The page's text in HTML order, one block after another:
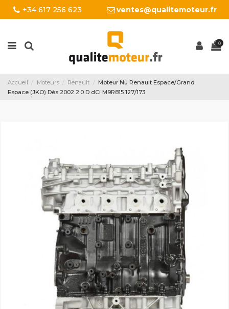
+34 617 256 623 ventes@qualitemoteur.fr
0
Accueil Moteurs Renault
Moteur Nu Renault Espace/Grand
Espace (JKO) Dès 2002 2.0 D dCi M9R815 127/173